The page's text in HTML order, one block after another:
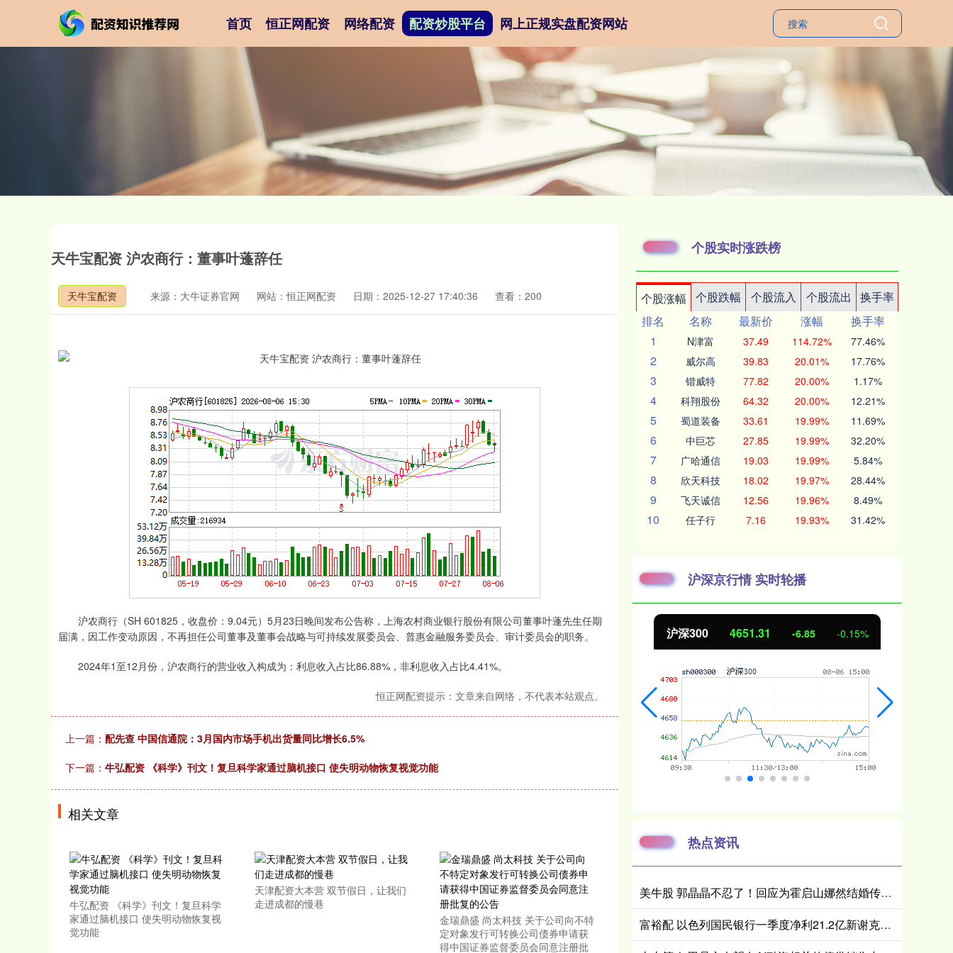
首页 恒正网配资 网络配资 配资炒股平台 网上正规实盘配资网站
天牛宝配资 沪农商行：董事叶蓬辞任
天牛宝配资 来源：大牛证券官网 网站：恒正网配资 日期：2025-12-27 17:40:36 查看：200
沪农商行（SH 601825，收盘价：9.04元）5月23日晚间发布公告称，上海农村商业银行股份有限公司董事叶蓬先生任期
届满，因工作变动原因，不再担任公司董事及董事会战略与可持续发展委员会、普惠金融服务委员会、审计委员会的职务。
2024年1至12月份，沪农商行的营业收入构成为：利息收入占比86.88%，非利息收入占比4.41%。
恒正网配资提示：文章来自网络，不代表本站观点。
上一篇： 配先查 中国信通院：3月国内市场手机出货量同比增长6.5%
下一篇： 牛弘配资 《科学》刊文！复旦科学家通过脑机接口 使失明动物恢复视觉功能
相关文章
牛弘配资 《科学》刊文！复旦科学
家通过脑机接口 使失明动物恢复视
觉功能
天津配资大本营 双节假日，让我们
走进成都的慢巷
金瑞鼎盛 尚太科技 关于公司向不特
定对象发行可转换公司债券申请获
得中国证券监督委员会同意注册批
个股实时涨跌榜
个股涨幅 个股跌幅 个股流入 个股流出
换手率
排名
名称 最新价 涨幅
换手率
1
N津富 37.49 114.72% 77.46%
2 威尔高 39.83 20.01% 17.76%
3 锴威特 77.82 20.00% 1.17%
4 科翔股份 64.32 20.00% 12.21%
5 蜀道装备 33.61 19.99% 11.69%
6 中巨芯 27.85 19.99% 32.20%
7 广哈通信 19.03 19.99% 5.84%
8 欣天科技 18.02 19.97% 28.44%
9 飞天诚信 12.56 19.96% 8.49%
10 任子行 7.16 19.93% 31.42%
沪深京行情 实时轮播
上证指数 3900.35 21.92 0.57% 深证成指 14110.12 -34.08 -0.24% 沪深300 4651.31 -6.85 -0.15%
热点资讯
美牛股 郭晶晶不忍了！回应为霍启山娜然结婚传闻发声之事，我们都被骗了
富裕配 以色列国民银行一季度净利21.2亿新谢克尔，税率上升与降息拖累业绩